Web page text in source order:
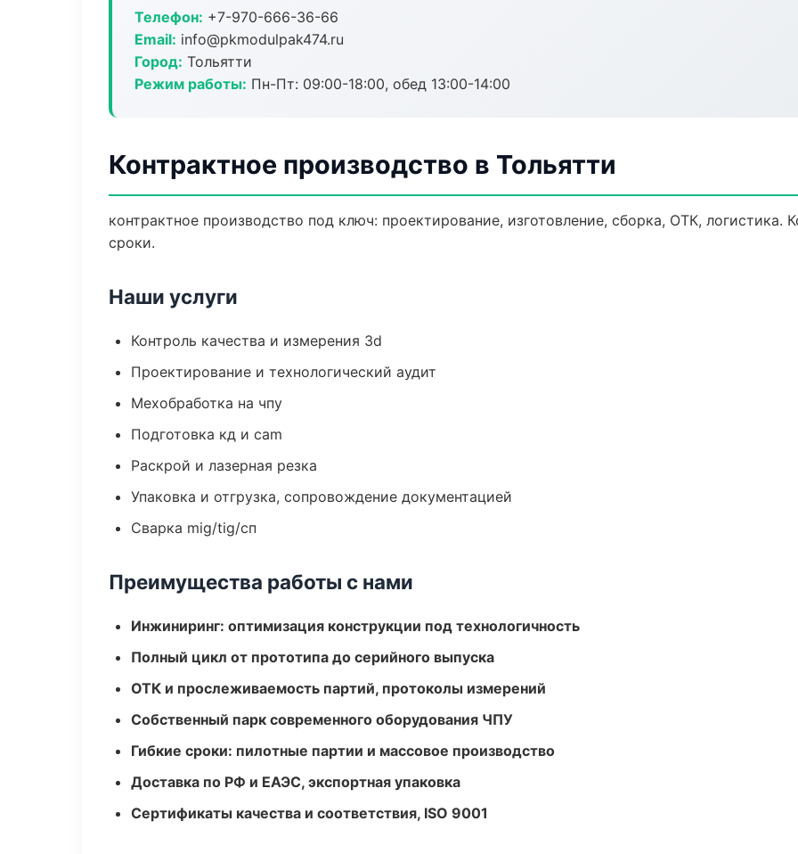
Телефон: +7-970-666-36-66
Email: info@pkmodulpak474.ru
Город: Тольятти
Режим работы: Пн-Пт: 09:00-18:00, обед 13:00-14:00
Контрактное производство в Тольятти
контрактное производство под ключ: проектирование, изготовление, сборка, ОТК, логистика.
сроки.
Наши услуги
Контроль качества и измерения 3d
Проектирование и технологический аудит
Мехобработка на чпу
Подготовка кд и cam
Раскрой и лазерная резка
Упаковка и отгрузка, сопровождение документацией
Сварка mig/tig/сп
Преимущества работы с нами
Инжиниринг: оптимизация конструкции под технологичность
Полный цикл от прототипа до серийного выпуска
ОТК и прослеживаемость партий, протоколы измерений
Собственный парк современного оборудования ЧПУ
Гибкие сроки: пилотные партии и массовое производство
Доставка по РФ и ЕАЭС, экспортная упаковка
Сертификаты качества и соответствия, ISO 9001